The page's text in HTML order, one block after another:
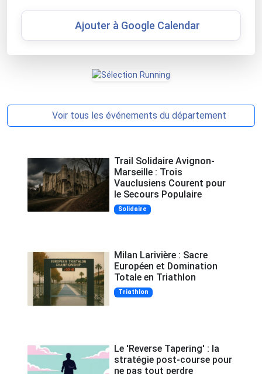
Ajouter à Google Calendar
Voir tous les événements du département
Trail Solidaire Avignon-
Marseille : Trois
Vauclusiens Courent pour
le Secours Populaire
Solidaire
Milan Larivière : Sacre
Européen et Domination
Totale en Triathlon
Triathlon
Le 'Reverse Tapering' : la
stratégie post-course pour
ne pas tout perdre